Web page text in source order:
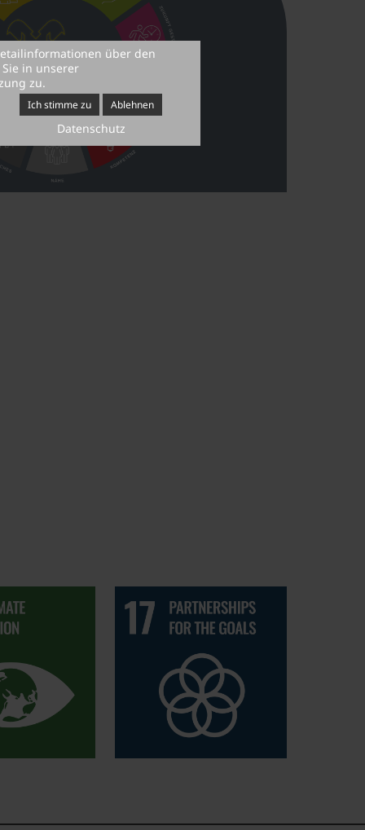
über den
in unserer
zu.
Ich stimme zu Ablehnen
Datenschutz